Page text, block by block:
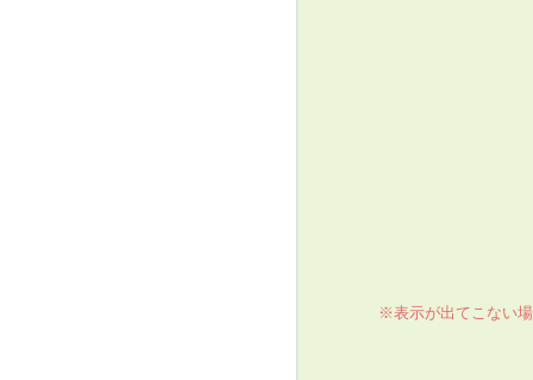
※表示が出てこない